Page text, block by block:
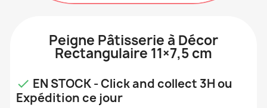
Peigne Pâtisserie à Décor
Rectangulaire 11×7,5 cm
 EN STOCK - Click and collect 3H ou
Expédition ce jour